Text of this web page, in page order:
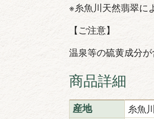
※糸魚川天然翡翠に
【ご注意】
温泉等の硫黄成分
商品詳細
産地 糸魚